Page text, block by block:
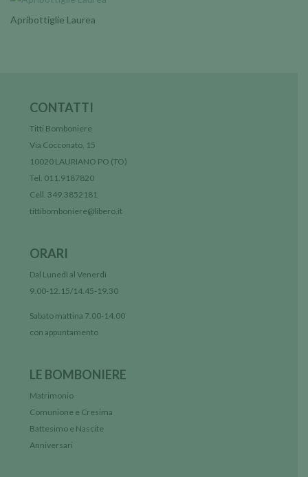
Apribottiglie Laurea
CONTATTI
Titti Bomboniere
Via Cocconato, 15
10020 LAURIANO PO (TO)
Tel. 011.9187820
Cell. 349.3852181
tittibomboniere@libero.it
ORARI
Dal Lunedì al Venerdì
9.00-12.15/14.45-19.30
Sabato mattina 7.00-14.00
con appuntamento
LE BOMBONIERE
Matrimonio
Comunione e Cresima
Battesimo e Nascite
Anniversari